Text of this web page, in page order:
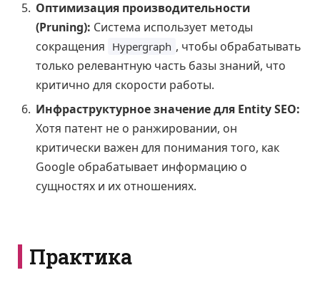
Оптимизация производительности
(Pruning): Система использует методы
сокращения Hypergraph , чтобы обрабатывать
только релевантную часть базы знаний, что
критично для скорости работы.
Инфраструктурное значение для Entity SEO:
Хотя патент не о ранжировании, он
критически важен для понимания того, как
Google обрабатывает информацию о
сущностях и их отношениях.
Практика